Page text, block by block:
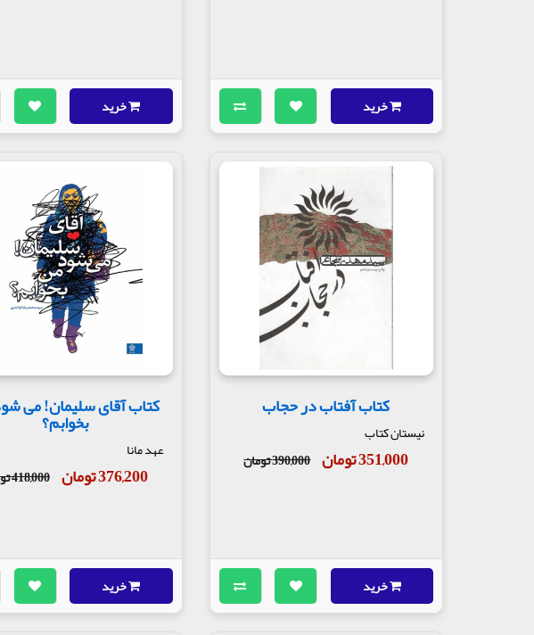
خرید خرید
کتاب آفتاب در حجاب
نیستان کتاب
351,000 تومان 390,000 تومان
خرید
کتاب آقای سلیمان! می
بخوابم؟
عهد مانا
376,200 تومان 418,000 تومان
خرید